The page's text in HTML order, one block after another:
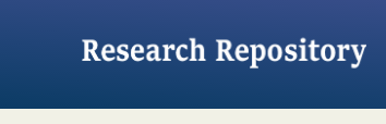
"Belgacem, Ibtissem,